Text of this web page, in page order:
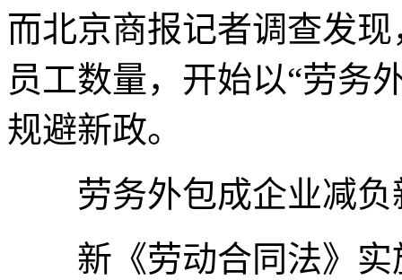
而北京商报记者调查发
员工数量，开始以“劳务
规避新政。
劳务外包成企业减负
新《劳动合同法》实